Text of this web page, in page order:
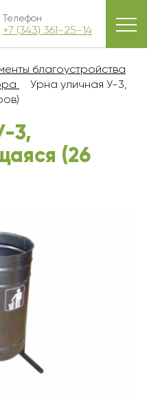
Телефон
+7 (343) 361-25-14
благоустройства
Урна уличная У-3,
3,
(26